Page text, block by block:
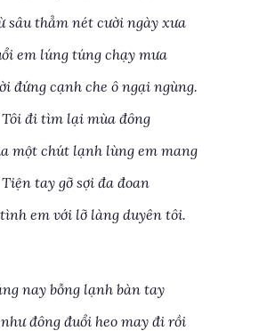
sâu thẳm nét cười ngày xưa
em lúng túng chạy mưa
đứng cạnh che ô ngại ngùng.
Tôi đi tìm lại mùa đông
một chút lạnh lùng em mang
Tiện tay gỡ sợi đa đoan
em với lỡ làng duyên tôi.
nay bỗng lạnh bàn tay
đông đuổi heo may đi rồi